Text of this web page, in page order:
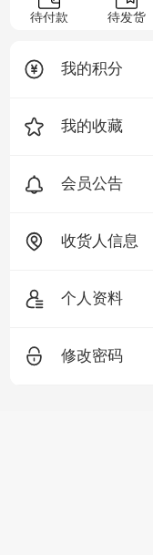
待付款 待发货
我的积分
我的收藏
会员公告
收货人信息
个人资料
修改密码